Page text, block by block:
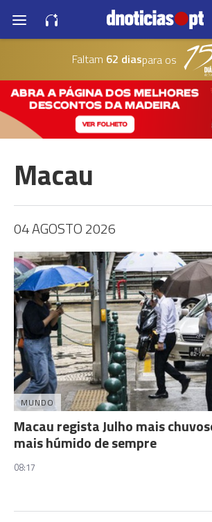
Faltam 62 diaspara os
Macau
04 AGOSTO 2026
MUNDO
Macau regista Julho mais
mais húmido de sempre
08:17